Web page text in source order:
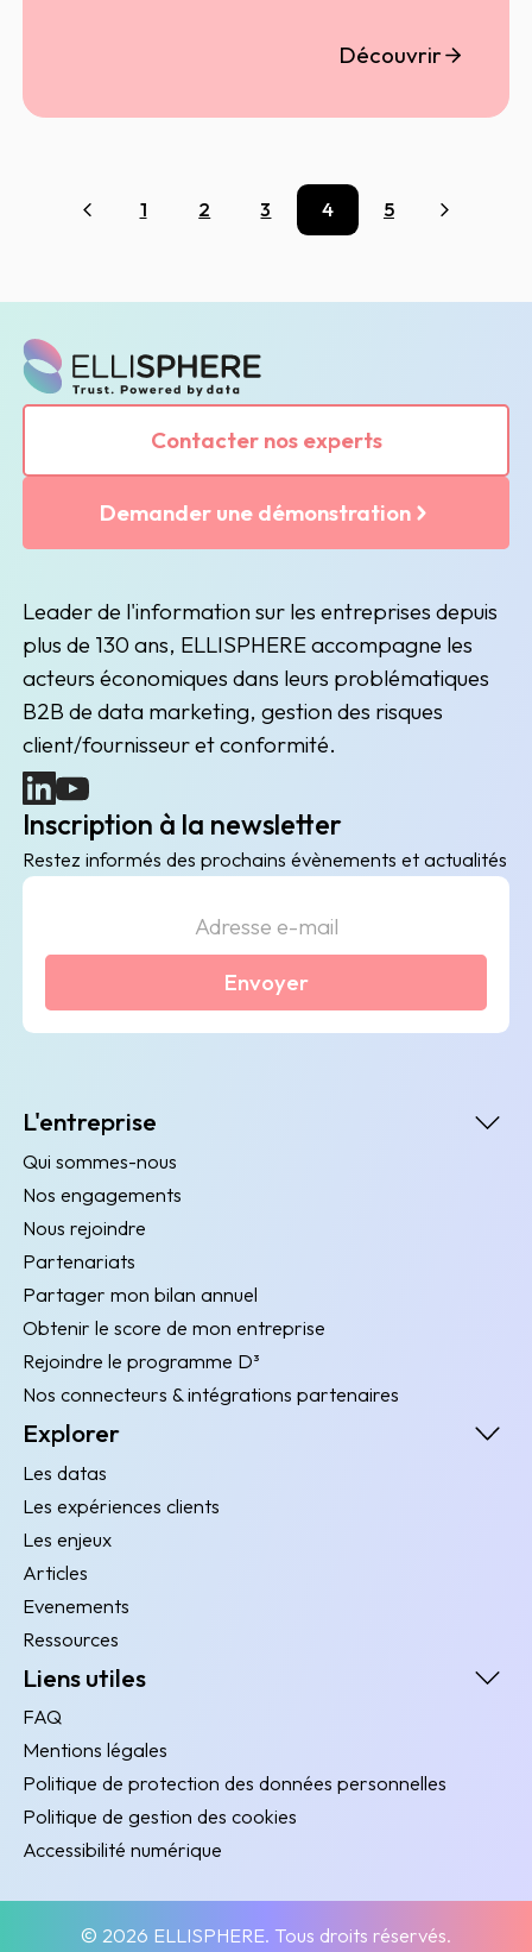
Découvrir
Précédent
1 2 3 4 5 Suivant
Contacter nos experts
Demander une démonstration
Leader de l'information sur les entreprises depuis
plus de 130 ans, ELLISPHERE accompagne les
acteurs économiques dans leurs problématiques
B2B de data marketing, gestion des risques
client/fournisseur et conformité.
(nouvelle fenêtre)
(nouvelle fenêtre)
Inscription à la newsletter
Restez informés des prochains évènements et actualités
Envoyer
L'entreprise
Qui sommes-nous
Nos engagements
Nous rejoindre
Partenariats
Partager mon bilan annuel
Obtenir le score de mon entreprise
Rejoindre le programme D³
Nos connecteurs & intégrations partenaires
Explorer
Les datas
Les expériences clients
Les enjeux
Articles
Evenements
Ressources
Liens utiles
FAQ
Mentions légales
Politique de protection des données personnelles
Politique de gestion des cookies
Accessibilité numérique
© 2026 ELLISPHERE. Tous droits réservés.